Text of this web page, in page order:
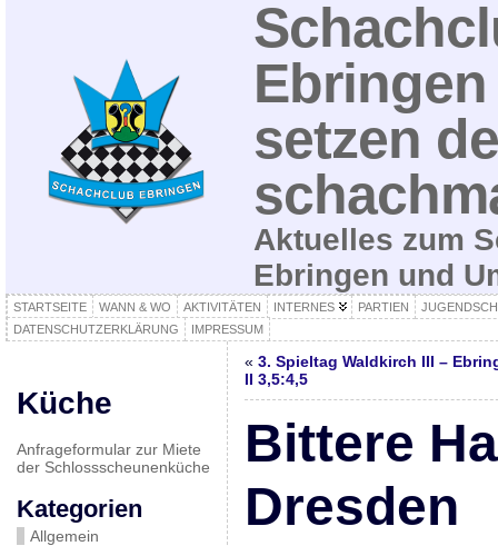
setzen
Aktuelles zum
Ebringen und
STARTSEITE WANN & WO AKTIVITÄTEN INTERNES PARTIEN
DATENSCHUTZERKLÄRUNG
IMPRESSUM
Küche
Anfrageformular zur Miete
der Schlossscheunenküche
Kategorien
Allgemein
« 3. Spieltag Waldkirch III –
II 3,5:4,5
Bittere
Dresden